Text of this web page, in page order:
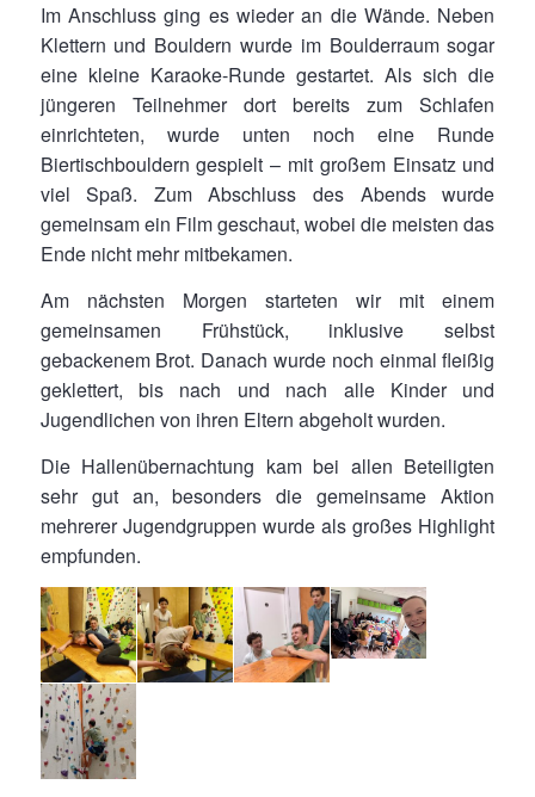
Im Anschluss ging es wieder an die Wände. Neben
Klettern und Bouldern wurde im Boulderraum sogar
eine kleine Karaoke-Runde gestartet. Als sich die
jüngeren Teilnehmer dort bereits zum Schlafen
einrichteten, wurde unten noch eine Runde
Biertischbouldern gespielt – mit großem Einsatz und
viel Spaß. Zum Abschluss des Abends wurde
gemeinsam ein Film geschaut, wobei die meisten das
Ende nicht mehr mitbekamen.
Am nächsten Morgen starteten wir mit einem
gemeinsamen Frühstück, inklusive selbst
gebackenem Brot. Danach wurde noch einmal fleißig
geklettert, bis nach und nach alle Kinder und
Jugendlichen von ihren Eltern abgeholt wurden.
Die Hallenübernachtung kam bei allen Beteiligten
sehr gut an, besonders die gemeinsame Aktion
mehrerer Jugendgruppen wurde als großes Highlight
empfunden.